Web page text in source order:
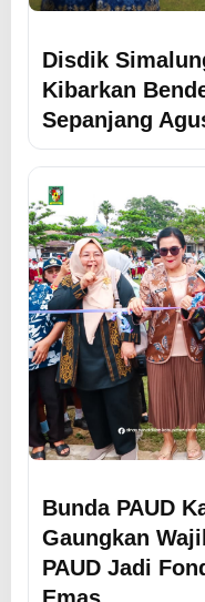
Disdik
Kibarkan
Sepanjang
Bunda PAUD
Gaungkan
PAUD Jadi